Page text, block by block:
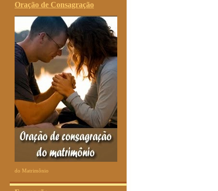
Oração de Consagração
do Matrimônio